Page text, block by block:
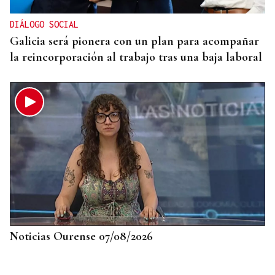
DIÁLOGO SOCIAL
Galicia será pionera con un plan para acompañar
la reincorporación al trabajo tras una baja laboral
Noticias Ourense 07/08/2026